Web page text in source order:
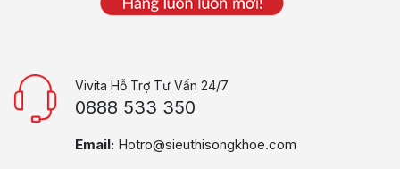
Vivita Hỗ Trợ Tư Vấn 24/7
0888 533 350
Email: Hotro@sieuthisongkhoe.com